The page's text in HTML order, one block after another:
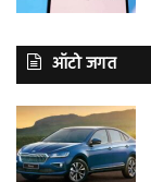
ऑटो जगत